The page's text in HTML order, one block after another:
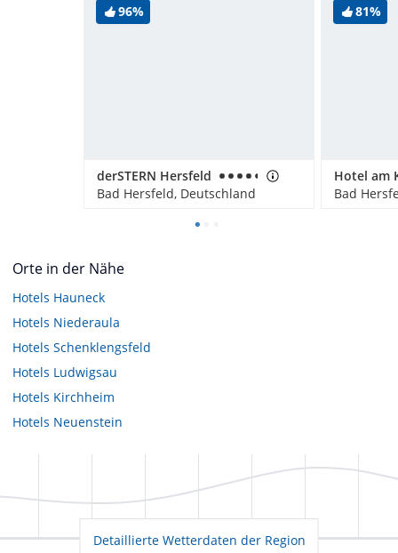
96%
derSTERN Hersfeld
Bad Hersfeld, Deutschland
81%
Hotel am
Bad
Orte in der Nähe
Hotels Hauneck
Hotels Niederaula
Hotels Schenklengsfeld
Hotels Ludwigsau
Hotels Kirchheim
Hotels Neuenstein
Detaillierte Wetterdaten der Region